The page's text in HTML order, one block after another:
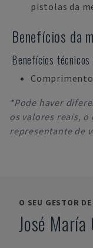
pistolas da
Benefícios da
Benefícios técnicos
*Pode haver
os valores reais,
representante de
O SEU GESTOR
José María